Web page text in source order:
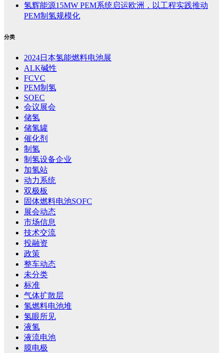
氢辉能源15MW PEM系统启运欧洲，以工程实践推动
PEM制氢规模化
分类
2024日本氢能燃料电池展
ALK碱性
FCVC
PEM制氢
SOEC
会议展会
储氢
储氢罐
催化剂
制氢
制氢设备企业
加氢站
动力系统
双极板
固体燃料电池SOFC
展会动态
市场信息
技术交流
投融资
政策
整车动态
未分类
标准
气体扩散层
氢燃料电池堆
氢眼所见
液氢
液流电池
膜电极